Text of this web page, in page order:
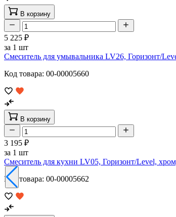
В корзину
5 225 ₽
за 1 шт
Смеситель для умывальника LV26, Горизонт/
Код товара: 00-00005660
В корзину
3 195 ₽
за 1 шт
Смеситель для кухни LV05, Горизонт/Level,
Код товара: 00-00005662